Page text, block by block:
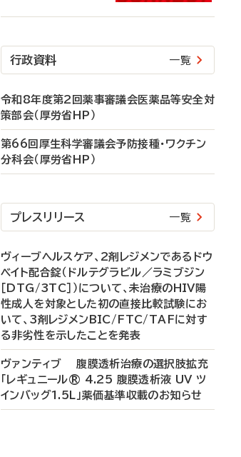
行政資料 一覧
令和8年度第2回薬事審議会医薬品等安全対
策部会（厚労省HP）
第66回厚生科学審議会予防接種・ワクチン
分科会（厚労省HP）
プレスリリース 一覧
ヴィーブヘルスケア、2剤レジメンであるドウ
ベイト配合錠（ドルテグラビル／ラミブジン
［DTG/3TC］）について、未治療のHIV陽
性成人を対象とした初の直接比較試験にお
いて、3剤レジメンBIC/FTC/TAFに対す
る非劣性を示したことを発表
ヴァンティブ 腹膜透析治療の選択肢拡充
「レギュニール® 4.25 腹膜透析液 UV ツ
インバッグ1.5L」薬価基準収載のお知らせ